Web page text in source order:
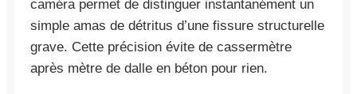
caméra permet de distinguer instantanément un
simple amas de détritus d’une fissure structurelle
grave. Cette précision évite de cassermètre
après mètre de dalle en béton pour rien.